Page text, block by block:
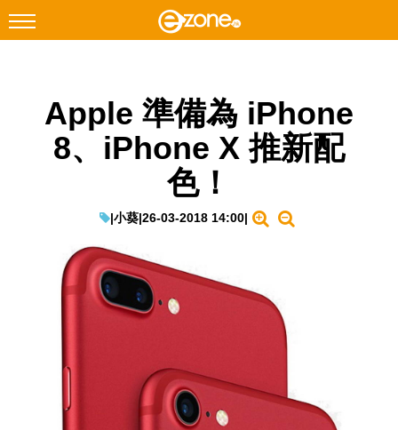
Facebook Instagram
科技焦點
EduTech
IT Times
Enterprise Digital Transformation
Apple 準備為 iPhone
8、iPhone X 推新配
色！
|小葵|26-03-2018 14:00|